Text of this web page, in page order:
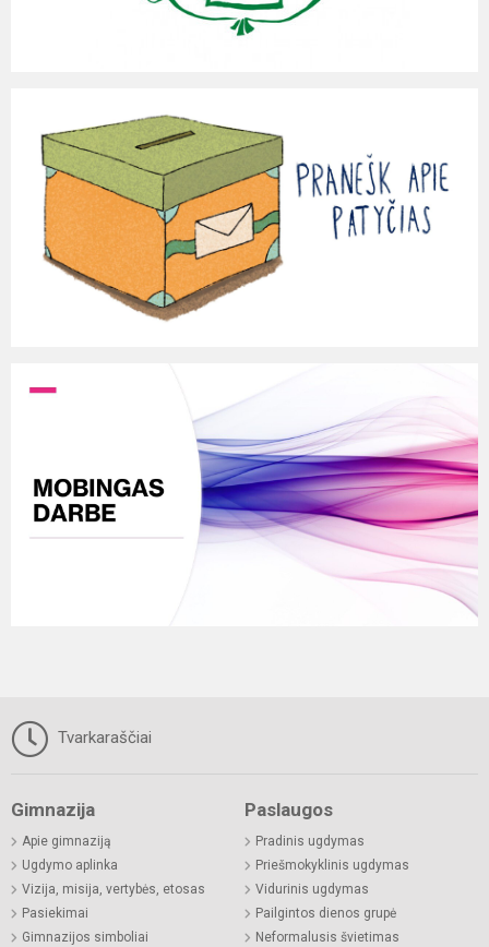
Tvarkaraščiai
Gimnazija
Apie gimnaziją
Ugdymo aplinka
Vizija, misija, vertybės, etosas
Pasiekimai
Gimnazijos simboliai
Paslaugos
Pradinis ugdymas
Priešmokyklinis ugdymas
Vidurinis ugdymas
Pailgintos dienos grupė
Neformalusis švietimas